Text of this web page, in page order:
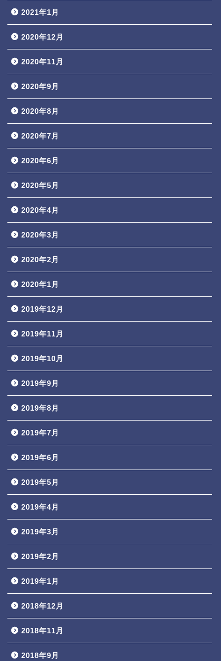
2021年1月
2020年12月
2020年11月
2020年9月
2020年8月
2020年7月
2020年6月
2020年5月
2020年4月
2020年3月
2020年2月
2020年1月
2019年12月
2019年11月
2019年10月
2019年9月
2019年8月
2019年7月
2019年6月
2019年5月
2019年4月
2019年3月
2019年2月
2019年1月
2018年12月
2018年11月
2018年9月